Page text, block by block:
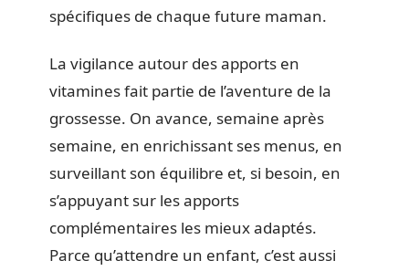
spécifiques de chaque future maman.
La vigilance autour des apports en
vitamines fait partie de l’aventure de la
grossesse. On avance, semaine après
semaine, en enrichissant ses menus, en
surveillant son équilibre et, si besoin, en
s’appuyant sur les apports
complémentaires les mieux adaptés.
Parce qu’attendre un enfant, c’est aussi